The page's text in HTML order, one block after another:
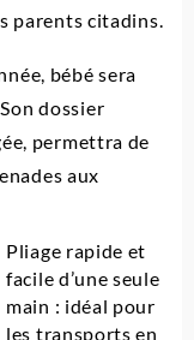
parents citadins.
bébé sera
dossier
permettra de
aux
Pliage rapide et
facile d’une seule
main : idéal pour
les transports en